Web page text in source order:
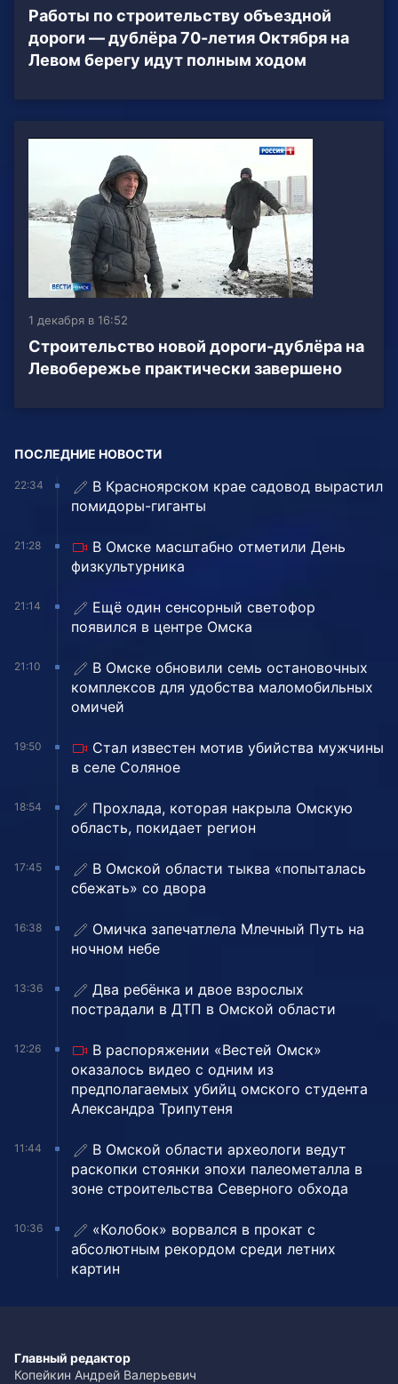
Работы по строительству объездной
дороги — дублёра 70-летия Октября на
Левом берегу идут полным ходом
1 декабря в 16:52
Строительство новой дороги-дублёра на
Левобережье практически завершено
ПОСЛЕДНИЕ НОВОСТИ
22:34
В Красноярском крае садовод вырастил
помидоры-гиганты
21:28
В Омске масштабно отметили День
физкультурника
21:14
Ещё один сенсорный светофор
появился в центре Омска
21:10
В Омске обновили семь остановочных
комплексов для удобства маломобильных
омичей
19:50
Стал известен мотив убийства мужчины
в селе Соляное
18:54
Прохлада, которая накрыла Омскую
область, покидает регион
17:45
В Омской области тыква «попыталась
сбежать» со двора
16:38
Омичка запечатлела Млечный Путь на
ночном небе
13:36
Два ребёнка и двое взрослых
пострадали в ДТП в Омской области
12:26
В распоряжении «Вестей Омск»
оказалось видео с одним из
предполагаемых убийц омского студента
Александра Трипутеня
11:44
В Омской области археологи ведут
раскопки стоянки эпохи палеометалла в
зоне строительства Северного обхода
10:36
«Колобок» ворвался в прокат с
абсолютным рекордом среди летних
картин
Главный редактор
Копейкин Андрей Валерьевич